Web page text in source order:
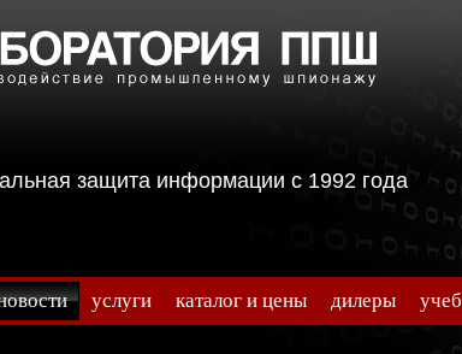
защита информации с 1992 года
услуги каталог и цены дилеры